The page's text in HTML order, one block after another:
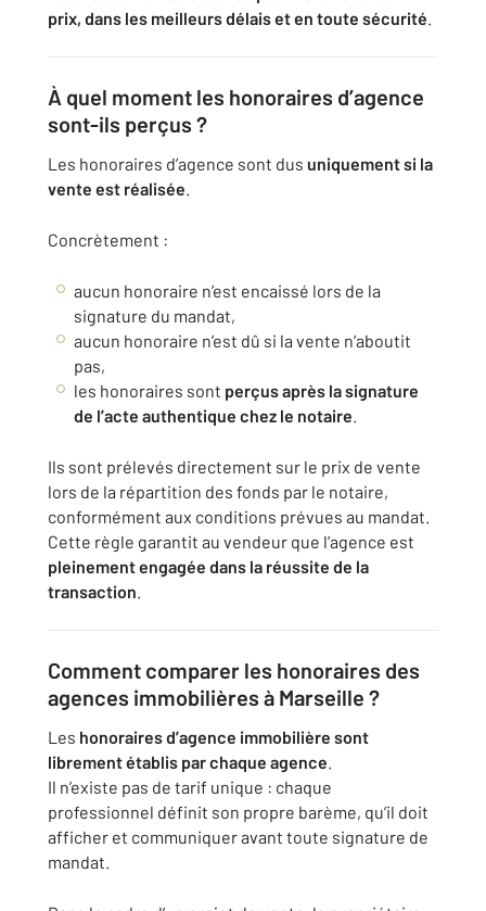
prix, dans les meilleurs délais et en toute sécurité.
À quel moment les honoraires d’agence
sont-ils perçus ?
Les honoraires d’agence sont dus uniquement si la
vente est réalisée.
Concrètement :
aucun honoraire n’est encaissé lors de la
signature du mandat,
aucun honoraire n’est dû si la vente n’aboutit
pas,
les honoraires sont perçus après la signature
de l’acte authentique chez le notaire.
Ils sont prélevés directement sur le prix de vente
lors de la répartition des fonds par le notaire,
conformément aux conditions prévues au mandat.
Cette règle garantit au vendeur que l’agence est
pleinement engagée dans la réussite de la
transaction.
Comment comparer les honoraires des
agences immobilières à Marseille ?
Les honoraires d’agence immobilière sont
librement établis par chaque agence.
Il n’existe pas de tarif unique : chaque
professionnel définit son propre barème, qu’il doit
afficher et communiquer avant toute signature de
mandat.